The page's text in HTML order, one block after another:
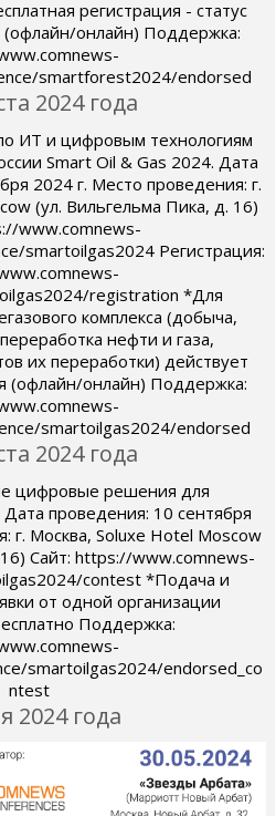
регистрация - статус
онлайн) Поддержка:
smartforest2024/endorsed
2024 года
ИТ и цифровым технологиям
Smart Oil & Gas 2024. Дата
2024 г. Место проведения: г.
(ул. Вильгельма Пика, д. 16)
www.comnews-
smartoilgas2024 Регистрация:
registration *Для
комплекса (добыча,
нефти и газа,
их переработки) действует
(офлайн/онлайн) Поддержка:
smartoilgas2024/endorsed
2024 года
цифровые решения для
проведения: 10 сентября
г. Москва, Soluxe Hotel Moscow
Сайт: https://www.comnews-
contest *Подача и
от одной организации
Поддержка:
smartoilgas2024/endorsed_co
ntest
2024 года